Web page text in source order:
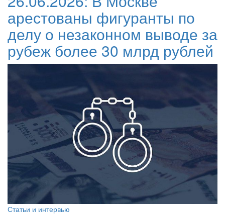
арестованы фигуранты по
делу о незаконном выводе за
рубеж более 30 млрд рублей
Статьи и интервью